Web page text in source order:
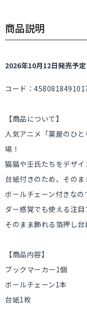
商品説明
2026年10月12日発売予
コード：
【商品について】
人気アニメ「薬屋のひ
場！
猫猫や壬氏たちをデザ
台紙付きのため、そのま
ボールチェーン付きな
ダー感覚でも使える注目
そのまま飾れる箔押し台
【商品内容】
ブックマーカー1個
ボールチェーン1本
台紙1枚